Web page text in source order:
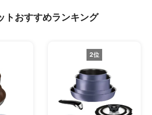
トおすすめランキング
2位